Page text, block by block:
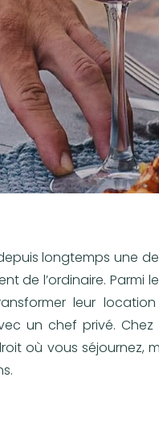
longtemps une
de l’ordinaire. Parmi
leur
un chef privé.
où vous